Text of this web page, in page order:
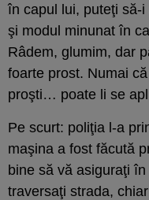
în capul lui, puteţi să-
şi modul minunat în
Râdem, glumim, dar
foarte prost. Numai
proşti… poate li se
Pe scurt: poliţia l-a
maşina a fost făcută
bine să vă asiguraţi
traversaţi strada,